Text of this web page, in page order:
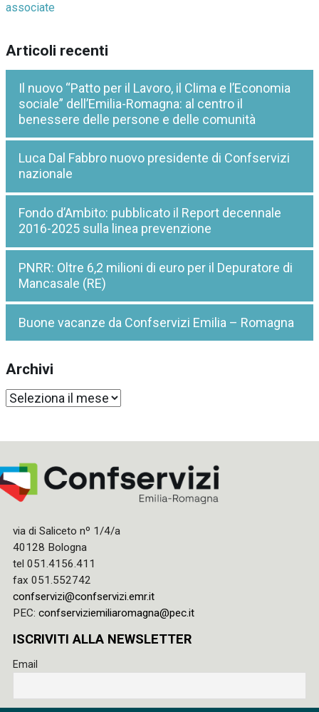
associate
Articoli recenti
Il nuovo “Patto per il Lavoro, il Clima e l’Economia
sociale” dell’Emilia-Romagna: al centro il
benessere delle persone e delle comunità
Luca Dal Fabbro nuovo presidente di Confservizi
nazionale
Fondo d’Ambito: pubblicato il Report decennale
2016-2025 sulla linea prevenzione
PNRR: Oltre 6,2 milioni di euro per il Depuratore di
Mancasale (RE)
Buone vacanze da Confservizi Emilia – Romagna
Archivi
Archivi
via di Saliceto nº 1/4/a
40128 Bologna
tel 051.4156.411
fax 051.552742
confservizi@confservizi.emr.it
PEC: confserviziemiliaromagna@pec.it
ISCRIVITI ALLA NEWSLETTER
Email